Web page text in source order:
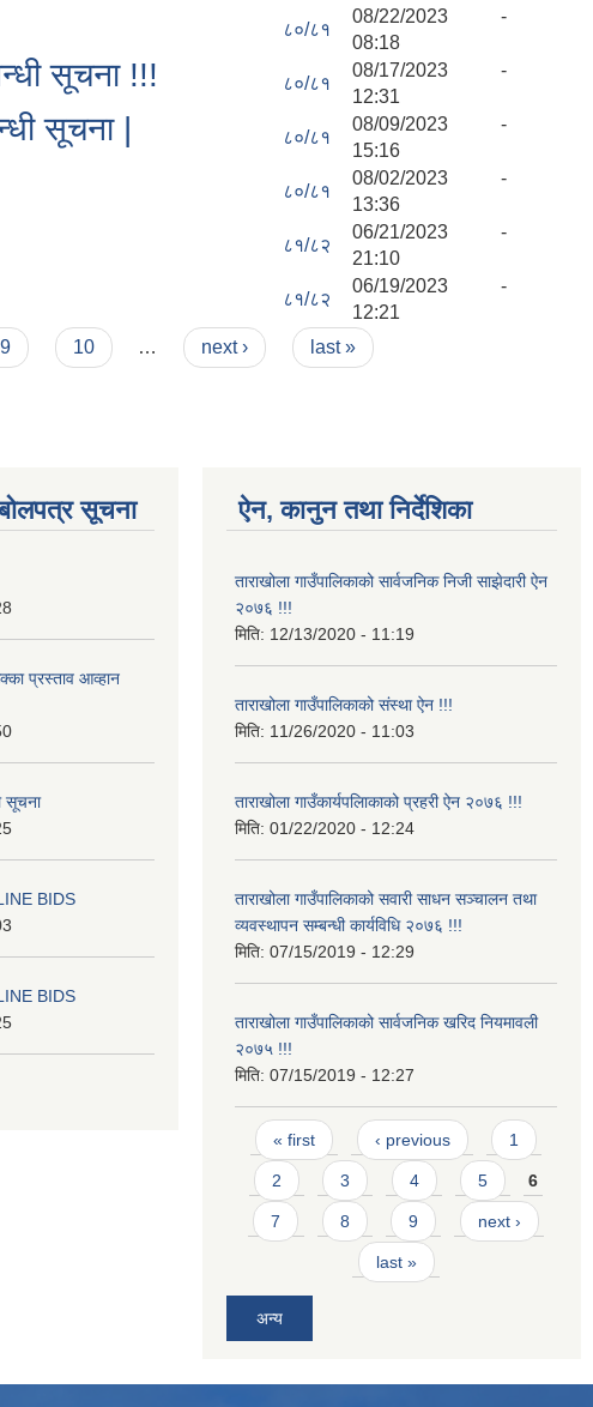
८०/८१
08/22/2023 -
08:18
सूचना !!! ८०/८१
08/17/2023 -
12:31
सूचना | ८०/८१
08/09/2023 -
15:16
८०/८१
08/02/2023 -
13:36
८१/८२
06/21/2023 -
21:10
८१/८२
06/19/2023 -
12:21
9 10 … next › last »
सूचना
प्रस्ताव आव्हान
सूचना
BIDS
BIDS
ऐन, कानुन तथा निर्देशिका
ताराखोला गाउँपालिकाको सार्वजनिक निजी साझेदारी ऐन
२०७६ !!!
मिति: 12/13/2020 - 11:19
ताराखोला गाउँपालिकाको संस्था ऐन !!!
मिति: 11/26/2020 - 11:03
ताराखोला गाउँकार्यपलािकाको प्रहरी ऐन २०७६ !!!
मिति: 01/22/2020 - 12:24
ताराखोला गाउँपालिकाको सवारी साधन सञ्चालन तथा
व्यवस्थापन सम्बन्धी कार्यविधि २०७६ !!!
मिति: 07/15/2019 - 12:29
ताराखोला गाउँपालिकाको सार्वजनिक खरिद नियमावली
२०७५ !!!
मिति: 07/15/2019 - 12:27
Pages
« first ‹ previous 1
2 3 4 5 6
7 8 9 next ›
last »
अन्य